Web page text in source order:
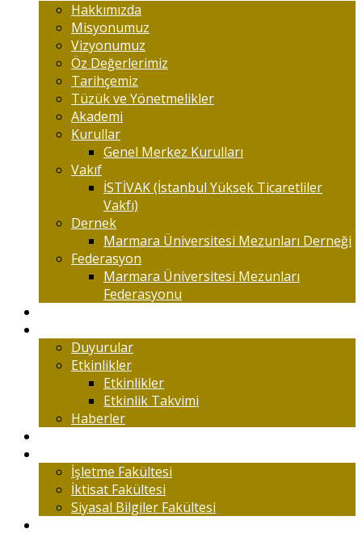
Hakkımızda
Misyonumuz
Vizyonumuz
Öz Değerlerimiz
Tarihçemiz
Tüzük ve Yönetmelikler
Akademi
Kurullar
Genel Merkez Kurulları
Vakıf
İSTİVAK (İstanbul Yüksek Ticaretliler
Vakfı)
Dernek
Marmara Üniversitesi Mezunları Derneği
Federasyon
Marmara Üniversitesi Mezunları
Federasyonu
Duyurular
Etkinlikler
Etkinlikler
Etkinlik Takvimi
Haberler
İşletme Fakültesi
İktisat Fakültesi
Siyasal Bilgiler Fakültesi